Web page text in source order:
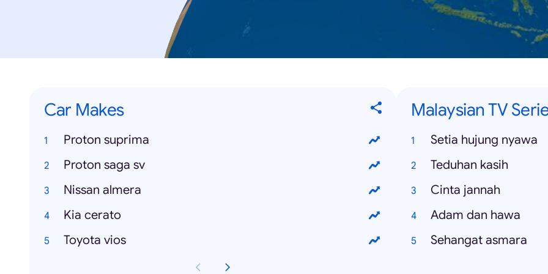
Car Makes
Proton suprima
Proton saga sv
Nissan almera
Kia cerato
Toyota vios
Malaysian TV
Setia hujung nyawa
Teduhan kasih
Cinta jannah
Adam dan hawa
Sehangat asmara